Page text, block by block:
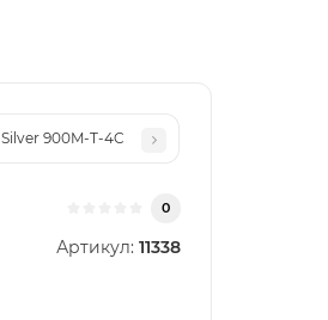
900M-T-4C
0
Артикул: 11338